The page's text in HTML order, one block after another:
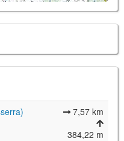
7,57 km
384,22 m